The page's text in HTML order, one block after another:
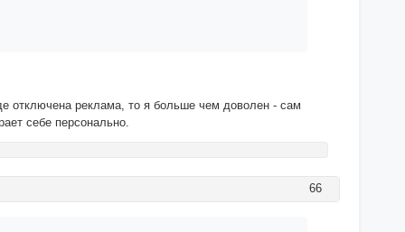
отключена реклама, то я больше чем доволен - сам
себе персонально.
66